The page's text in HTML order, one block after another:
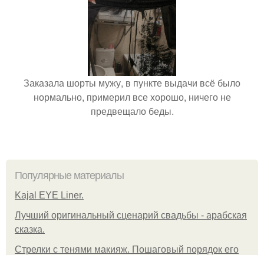
Заказала шорты мужу, в пункте выдачи всё было
нормально, примерил все хорошо, ничего не
предвещало беды.
Популярные материалы
Kajal EYE Liner.
Лучший оригинальный сценарий свадьбы - арабская
сказка.
Стрелки с тенями макияж. Пошаговый порядок его